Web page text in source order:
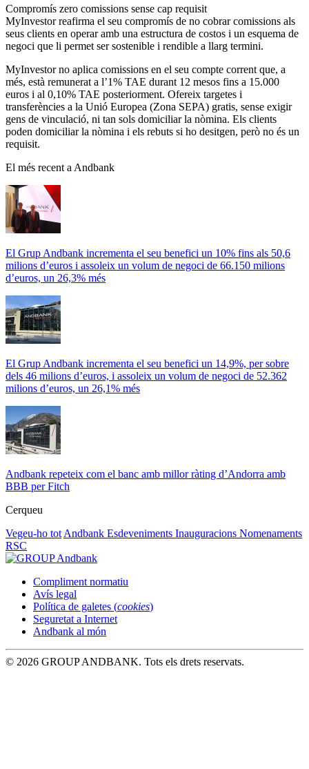
Compromís zero comissions sense cap requisit
MyInvestor reafirma el seu compromís de no cobrar comissions als
seus clients en operar amb una estructura de costos i un esquema de
negoci que li permet ser sostenible i rendible a llarg termini.
MyInvestor no aplica comissions en el seu compte corrent que, a
més, està remunerat a l’1% TAE durant 12 mesos fins a 15.000
euros i al 0,10% TAE posteriorment. Ofereix targetes i
transferències a la Unió Europea (Zona SEPA) gratis, sense exigir
gens de vinculació, ni tan sols domiciliar la nòmina. Els clients
poden domiciliar la nòmina i els rebuts si ho desitgen, però no és un
requisit.
El més recent a Andbank
El Grup Andbank incrementa el seu benefici un 10% fins als 50,6
milions d’euros i assoleix un volum de negoci de 66.150 milions
d’euros, un 26,3% més
El Grup Andbank incrementa el seu benefici un 14,9%, per sobre
dels 46 milions d’euros, i assoleix un volum de negoci de 52.362
milions d’euros, un 26,1% més
Andbank repeteix com el banc amb millor ràting d’Andorra amb
BBB per Fitch
Cerqueu
Vegeu-ho tot Andbank Esdeveniments Inauguracions Nomenaments
RSC
Compliment normatiu
Avís legal
Política de galetes (cookies)
Seguretat a Internet
Andbank al món
© 2026 GROUP ANDBANK. Tots els drets reservats.